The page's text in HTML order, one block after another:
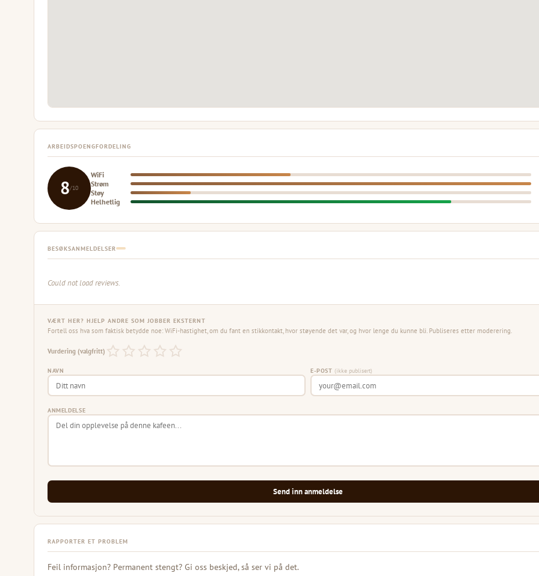
ARBEIDSPOENGFORDELING
8/10
WiFi
Strøm
Støy
Helhetlig
BESØKSANMELDELSER
Could not load reviews.
VÆRT HER? HJELP ANDRE SOM JOBBER EKSTERNT
Fortell oss hva som faktisk betydde noe: WiFi-hastighet, om du fant en stikkontakt, hvor støyende det var, og hvor lenge du kunne bli. Publiseres etter moderering.
Vurdering (valgfritt)
NAVN E-POST(ikke publisert)
ANMELDELSE
Send inn anmeldelse
RAPPORTER ET PROBLEM
Feil informasjon? Permanent stengt? Gi oss beskjed, så ser vi på det.